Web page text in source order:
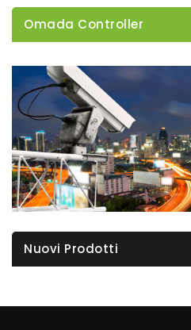
Omada Controller
Nuovi Prodotti